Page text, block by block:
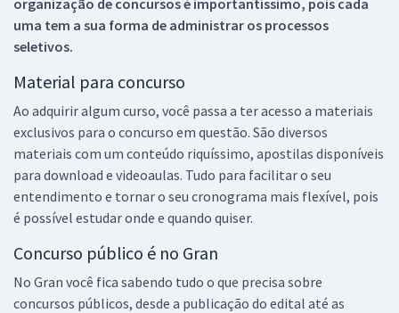
uma tem a sua forma de administrar os processos
seletivos.
Material para concurso
Ao adquirir algum curso, você passa a ter acesso a materiais
exclusivos para o concurso em questão. São diversos
materiais com um conteúdo riquíssimo, apostilas disponíveis
para download e videoaulas. Tudo para facilitar o seu
entendimento e tornar o seu cronograma mais flexível, pois
é possível estudar onde e quando quiser.
Concurso público é no Gran
No Gran você fica sabendo tudo o que precisa sobre
concursos públicos, desde a publicação do edital até as